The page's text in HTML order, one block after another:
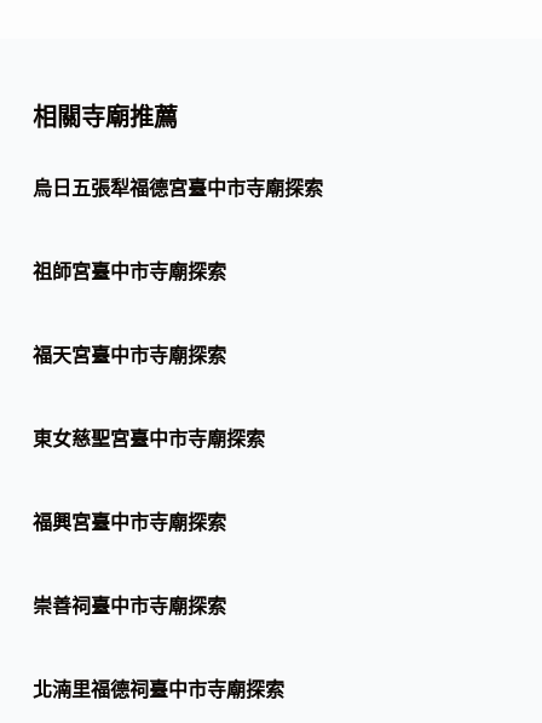
相關寺廟推薦
烏日五張犁福德宮臺中市寺廟探索
祖師宮臺中市寺廟探索
福天宮臺中市寺廟探索
東女慈聖宮臺中市寺廟探索
福興宮臺中市寺廟探索
崇善祠臺中市寺廟探索
北湳里福德祠臺中市寺廟探索